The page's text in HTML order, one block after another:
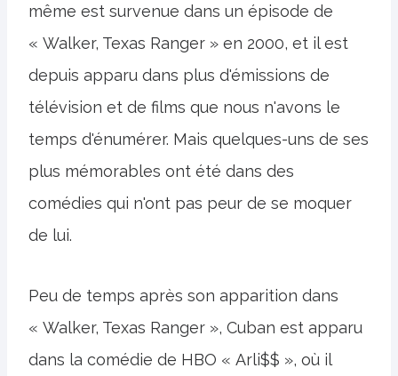
même est survenue dans un épisode de
« Walker, Texas Ranger » en 2000, et il est
depuis apparu dans plus d'émissions de
télévision et de films que nous n'avons le
temps d'énumérer. Mais quelques-uns de ses
plus mémorables ont été dans des
comédies qui n'ont pas peur de se moquer
de lui.
Peu de temps après son apparition dans
« Walker, Texas Ranger », Cuban est apparu
dans la comédie de HBO « Arli$$ », où il